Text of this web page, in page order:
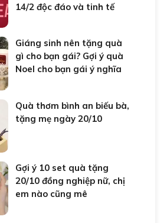
14/2 độc đáo và tinh tế
Giáng sinh nên tặng quà
gì cho bạn gái? Gợi ý quà
Noel cho bạn gái ý nghĩa
Quà thơm bình an biếu bà,
tặng mẹ ngày 20/10
Gợi ý 10 set quà tặng
20/10 đồng nghiệp nữ, chị
em nào cũng mê